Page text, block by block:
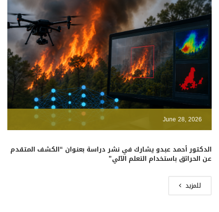
June 28, 2026
الدكتور أحمد عبدو يشارك في نشر دراسة بعنوان “الكشف المتقدم
عن الحرائق باستخدام التعلم الآلي”
للمزيد